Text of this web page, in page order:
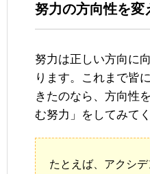
努力の方向性を変
努力は正しい方向に
ります。これまで皆
きたのなら、方向性
む努力」をしてみてく
たとえば、アクシ